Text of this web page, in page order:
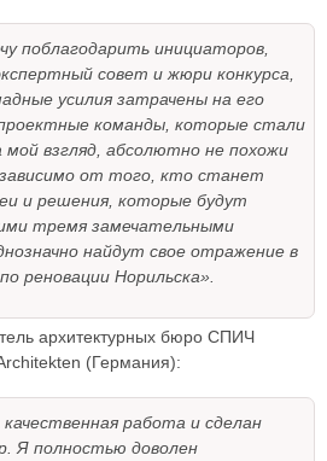
поблагодарить инициаторов,
совет и жюри конкурса,
усилия затрачены на его
команды, которые стали
взгляд, абсолютно не похожи
от того, кто станет
и решения, которые будут
тремя замечательными
найдут свое отражение в
реновации Норильска».
архитектурных бюро СПИЧ
(Германия):
работа и сделан
Я полностью доволен